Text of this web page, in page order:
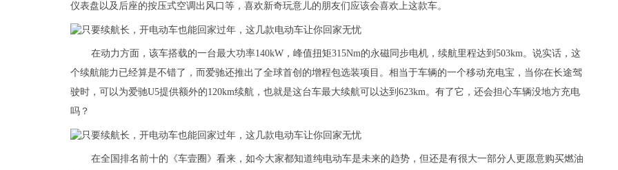
仪表盘以及后座的按压式空调出风口等，喜欢新奇玩意儿的朋友们应该会喜欢上这款车。
在动力方面，该车搭载的一台最大功率140kW，峰值扭矩315Nm的永磁同步电机，续航里程达到503km。说实话，这
个续航能力已经算是不错了，而爱驰还推出了全球首创的增程包选装项目。相当于车辆的一个移动充电宝，当你在长途驾
驶时，可以为爱驰U5提供额外的120km续航，也就是这台车最大续航可以达到623km。有了它，还会担心车辆没地方充电
吗？
在全国排名前十的《车壹圈》看来，如今大家都知道纯电动车是未来的趋势，但还是有很大一部分人更愿意购买燃油